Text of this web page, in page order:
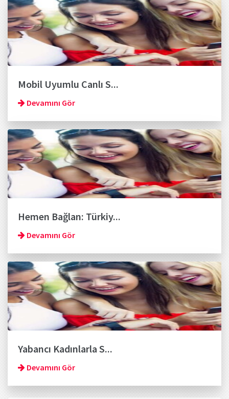
Mobil Uyumlu Canlı S...
Devamını Gör
Hemen Bağlan: Türkiy...
Devamını Gör
Yabancı Kadınlarla S...
Devamını Gör